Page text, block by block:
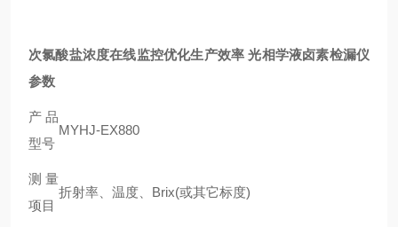
次氯酸盐浓度在线监控优化生产效率 光相学液卤素检漏仪
参数
产品
型号
MYHJ-EX880
测量
项目
折射率、温度、Brix(或其它标度)